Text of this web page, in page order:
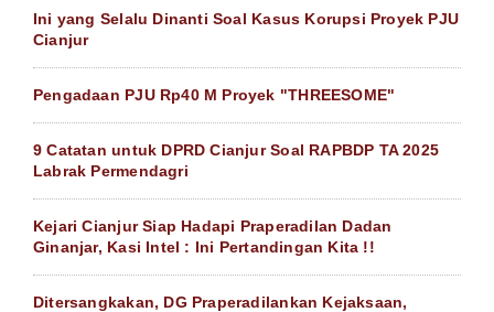
Ini yang Selalu Dinanti Soal Kasus Korupsi Proyek PJU
Cianjur
Pengadaan PJU Rp40 M Proyek "THREESOME"
9 Catatan untuk DPRD Cianjur Soal RAPBDP TA 2025
Labrak Permendagri
Kejari Cianjur Siap Hadapi Praperadilan Dadan
Ginanjar, Kasi Intel : Ini Pertandingan Kita !!
Ditersangkakan, DG Praperadilankan Kejaksaan,